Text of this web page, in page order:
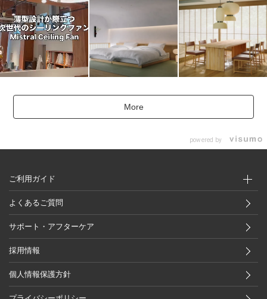
More
powered by
ご利用ガイド
よくあるご質問
サポート・アフターケア
採用情報
個人情報保護方針